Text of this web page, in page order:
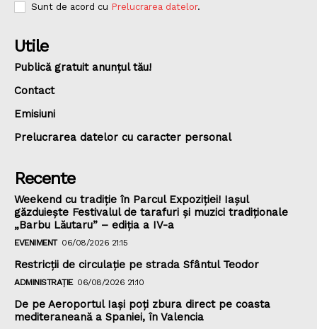
Sunt de acord cu Prelucrarea datelor.
Utile
Publică gratuit anunțul tău!
Contact
Emisiuni
Prelucrarea datelor cu caracter personal
Recente
Weekend cu tradiție în Parcul Expoziției! Iașul
găzduiește Festivalul de tarafuri și muzici tradiționale
„Barbu Lăutaru” – ediția a IV-a
EVENIMENT 06/08/2026 21:15
Restricții de circulație pe strada Sfântul Teodor
ADMINISTRAȚIE 06/08/2026 21:10
De pe Aeroportul Iași poți zbura direct pe coasta
mediteraneană a Spaniei, în Valencia